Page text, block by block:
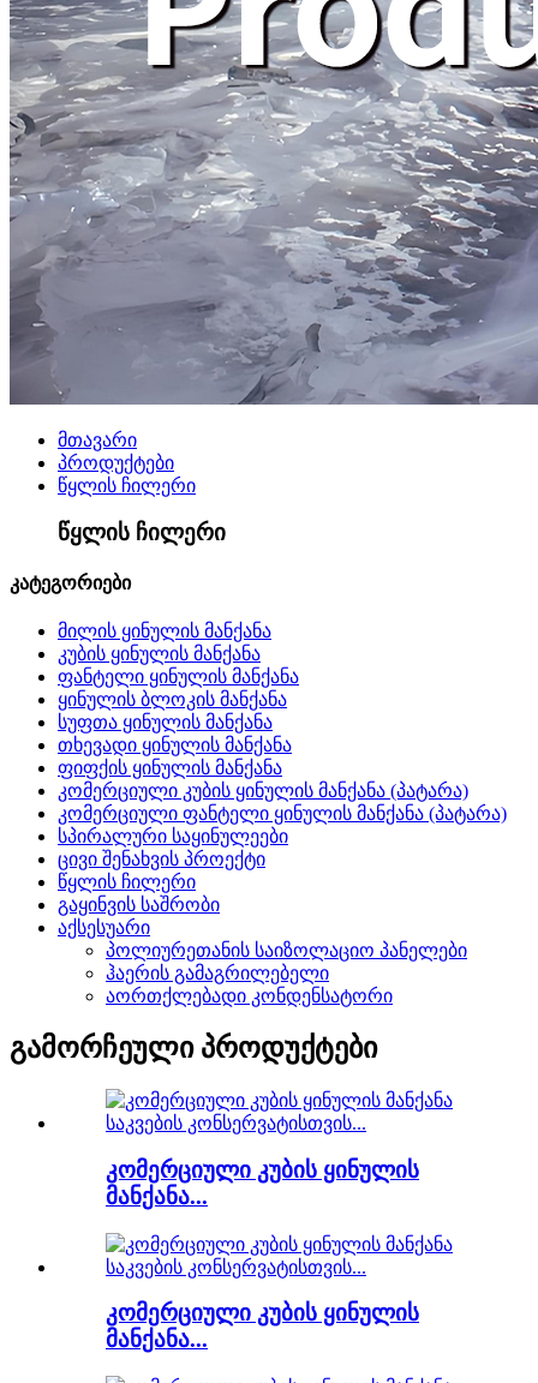
მთავარი
პროდუქტები
წყლის ჩილერი
წყლის ჩილერი
კატეგორიები
მილის ყინულის მანქანა
კუბის ყინულის მანქანა
ფანტელი ყინულის მანქანა
ყინულის ბლოკის მანქანა
სუფთა ყინულის მანქანა
თხევადი ყინულის მანქანა
ფიფქის ყინულის მანქანა
კომერციული კუბის ყინულის მანქანა (პატარა)
კომერციული ფანტელი ყინულის მანქანა (პატარა)
სპირალური საყინულეები
ცივი შენახვის პროექტი
წყლის ჩილერი
გაყინვის საშრობი
აქსესუარი
პოლიურეთანის საიზოლაციო პანელები
ჰაერის გამაგრილებელი
აორთქლებადი კონდენსატორი
გამორჩეული პროდუქტები
კომერციული კუბის ყინულის
მანქანა...
კომერციული კუბის ყინულის
მანქანა...